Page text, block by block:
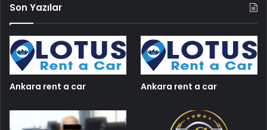
Son Yazılar
Ankara rent a car Ankara rent a car